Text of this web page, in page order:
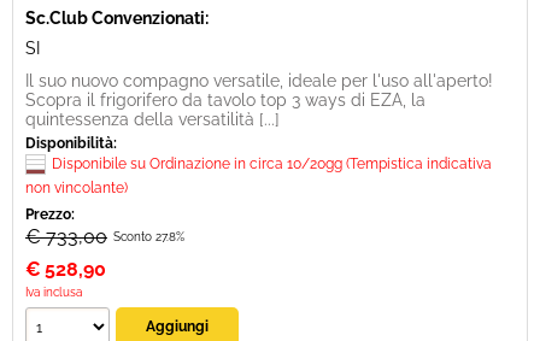
Sc.Club Convenzionati:
SI
Il suo nuovo compagno versatile, ideale per l'uso all'aperto!
Scopra il frigorifero da tavolo top 3 ways di EZA, la
quintessenza della versatilità [...]
Disponibilità:
Disponibile su Ordinazione in circa 10/20gg (Tempistica indicativa
non vincolante)
Prezzo:
€ 733,00 Sconto 27.8%
€ 528,90
Iva inclusa